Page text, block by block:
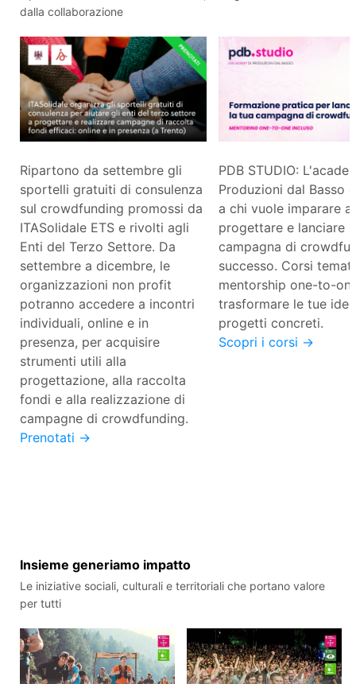
dalla collaborazione
Ripartono da settembre gli
sportelli gratuiti di consulenza
sul crowdfunding promossi da
ITASolidale ETS e rivolti agli
Enti del Terzo Settore. Da
settembre a dicembre, le
organizzazioni non profit
potranno accedere a incontri
individuali, online e in
presenza, per acquisire
strumenti utili alla
progettazione, alla raccolta
fondi e alla realizzazione di
campagne di crowdfunding.
Prenotati →
PDB STUDIO:
Produzioni dal Basso
a chi vuole imparare a
progettare e lanciare
campagna di
successo. Corsi
mentorship one-to-
trasformare le tue
progetti concreti.
Scopri i corsi →
Insieme generiamo impatto
Le iniziative sociali, culturali e territoriali che portano valore
per tutti